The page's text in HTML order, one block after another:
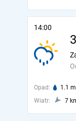
14:00
Opad: 1.1
Wiatr:
7